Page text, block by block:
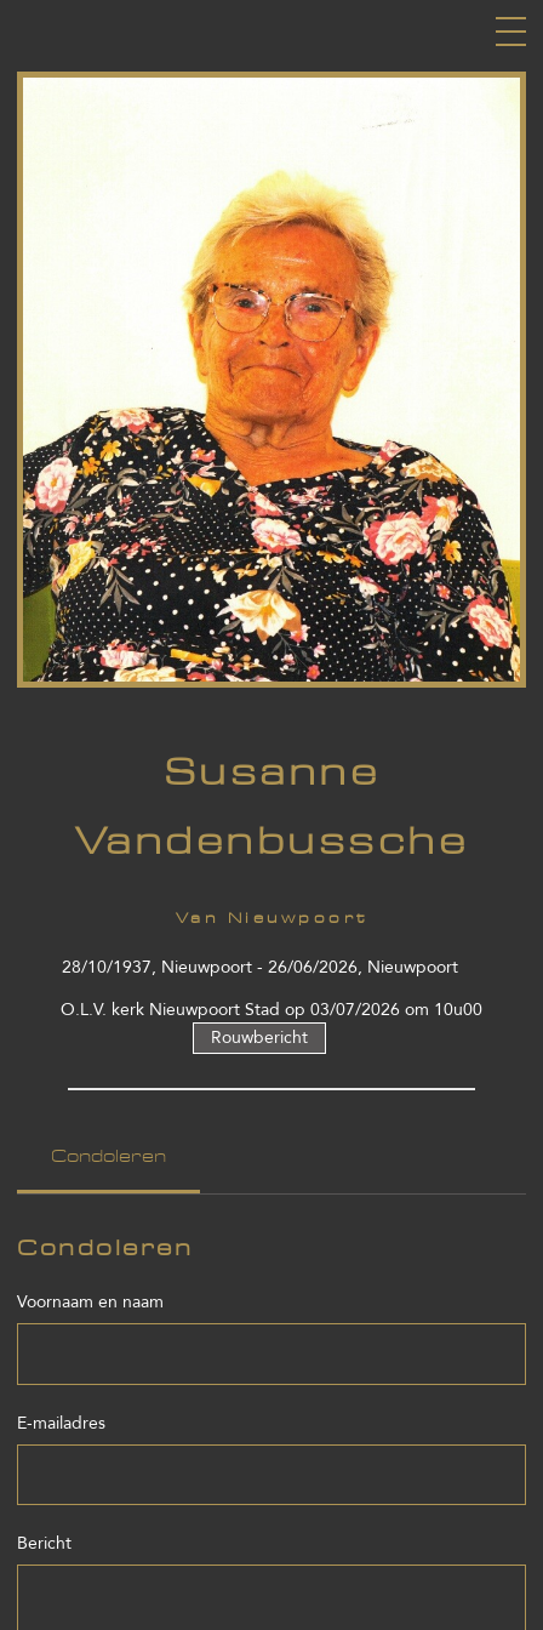
Susanne
Vandenbussche
Van Nieuwpoort
28/10/1937, Nieuwpoort - 26/06/2026, Nieuwpoort
O.L.V. kerk Nieuwpoort Stad op 03/07/2026 om 10u00
Rouwbericht
Condoleren
Condoleren
Voornaam en naam
E-mailadres
Bericht